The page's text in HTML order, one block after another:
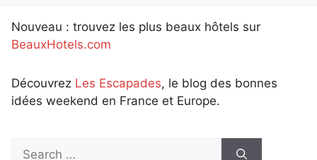
Nouveau : trouvez les plus beaux hôtels sur
BeauxHotels.com
Découvrez Les Escapades, le blog des bonnes
idées weekend en France et Europe.